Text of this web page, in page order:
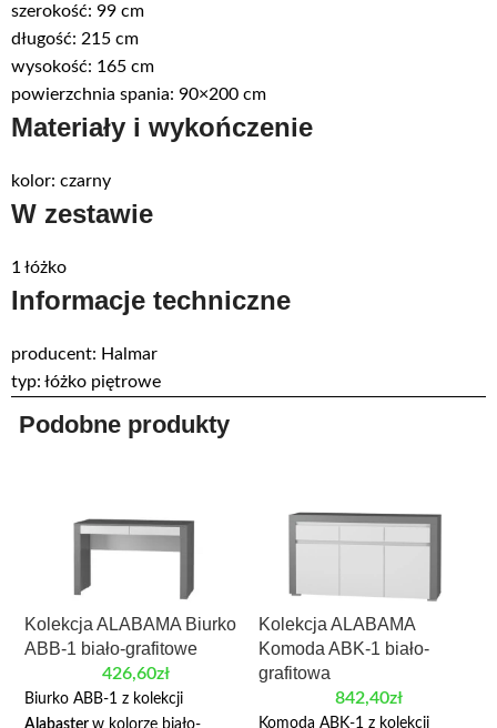
szerokość: 99 cm
długość: 215 cm
wysokość: 165 cm
powierzchnia spania: 90×200 cm
Materiały i wykończenie
kolor: czarny
W zestawie
1 łóżko
Informacje techniczne
producent: Halmar
typ: łóżko piętrowe
Podobne produkty
Kolekcja ALABAMA Biurko
ABB-1 biało-grafitowe
426,60zł
Biurko ABB-1 z kolekcji
Alabaster w kolorze biało-
Kolekcja ALABAMA
Komoda ABK-1 biało-
grafitowa
842,40zł
Komoda ABK-1 z kolekcji